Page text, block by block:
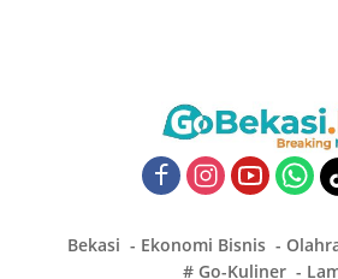
Bekasi Ekonomi Bisnis
# Go-Kuliner